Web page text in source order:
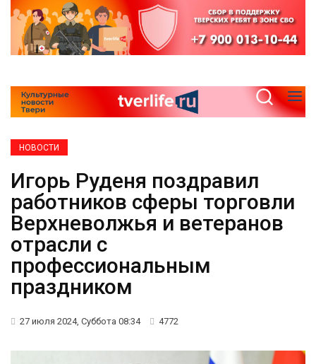
НОВОСТИ
Игорь Руденя поздравил
работников сферы торговли
Верхневолжья и ветеранов
отрасли с
профессиональным
праздником
27 июля 2024, Суббота 08:34 4772